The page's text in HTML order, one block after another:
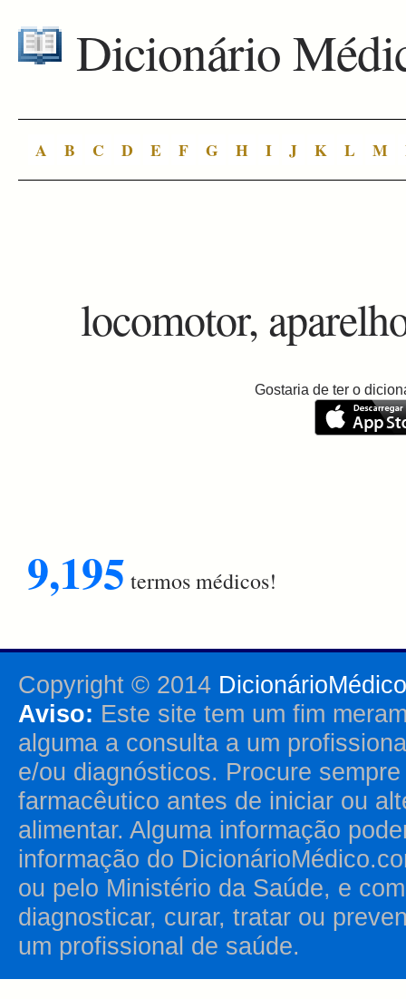
Dicionário
A B C D E F G H I J K L M
locomotor,
Gostaria de ter o
9,195 termos médicos!
Copyright © 2014
Aviso: Este site tem um fim
alguma a consulta a um
e/ou diagnósticos. Procure
farmacêutico antes de iniciar ou
alimentar. Alguma informação
informação do
ou pelo Ministério da Saúde, e
diagnosticar, curar, tratar ou
um profissional de saúde.